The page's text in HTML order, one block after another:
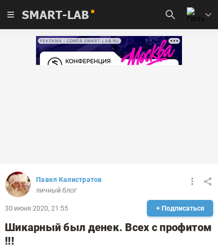
SMART-LAB
РЕКЛАМА • CONFA.SMART-LAB.RU
Павел Калистратов
личный блог
30 июня 2020, 21:55 + Подписаться
Шикарный был денек. Всех с профитом
!!!